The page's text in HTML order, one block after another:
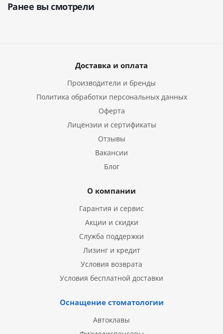
Ранее вы смотрели
Доставка и оплата
Производители и бренды
Политика обработки персональных данных
Оферта
Лицензии и сертификаты
Отзывы
Вакансии
Блог
О компании
Гарантия и сервис
Акции и скидки
Служба поддержки
Лизинг и кредит
Условия возврата
Условия бесплатной доставки
Оснащение стоматологии
Автоклавы